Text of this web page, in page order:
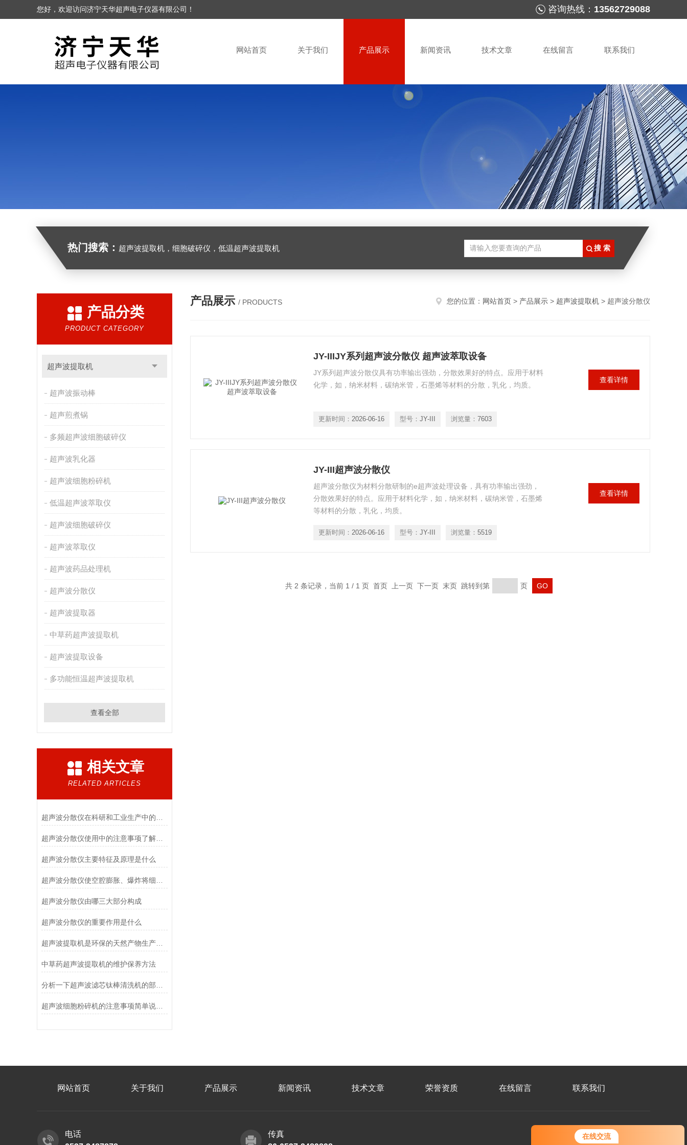
在线交流
您好，欢迎访问济宁天华超声电子仪器有限公司！ 咨询热线： 13562729088
网站首页 关于我们 产品展示 新闻资讯 技术文章 在线留言 联系我们
热门搜索： 超声波提取机，细胞破碎仪，低温超声波提取机
产品分类
PRODUCT CATEGORY
超声波提取机
超声波振动棒
超声煎煮锅
多频超声波细胞破碎仪
超声波乳化器
超声波细胞粉碎机
低温超声波萃取仪
超声波细胞破碎仪
超声波萃取仪
超声波药品处理机
超声波分散仪
超声波提取器
中草药超声波提取机
超声波提取设备
多功能恒温超声波提取机
查看全部
相关文章
RELATED ARTICLES
超声波分散仪使用中的注意事项了解一下
超声波分散仪主要特征及原理是什么
超声波分散仪由哪三大部分构成
超声波分散仪的重要作用是什么
超声波提取机是环保的天然产物生产加工设备
中草药超声波提取机的维护保养方法
超声波细胞粉碎机的注意事项简单说明一下
产品展示 / PRODUCTS 您的位置： 网站首页 > 产品展示 > 超声波提取机 > 超声波分散仪
JY-IIIJY系列超声波分散仪 超声波萃取设备
JY系列超声波分散仪具有功率输出强劲，分散效果好的特点。应用于材料
化学，如，纳米材料，碳纳米管，石墨烯等材料的分散，乳化，均质。
更新时间： 2026-06-16 型号： JY-III 浏览量： 7603
查看详情
JY-III超声波分散仪
超声波分散仪为材料分散研制的e超声波处理设备，具有功率输出强劲，
分散效果好的特点。应用于材料化学，如，纳米材料，碳纳米管，石墨烯
等材料的分散，乳化，均质。
更新时间： 2026-06-16 型号： JY-III 浏览量： 5519
查看详情
共 2 条记录，当前 1 / 1 页 首页 上一页 下一页 末页 跳转到第 页
网站首页 关于我们 产品展示 新闻资讯 技术文章 荣誉资质 在线留言 联系我们
电话
传真